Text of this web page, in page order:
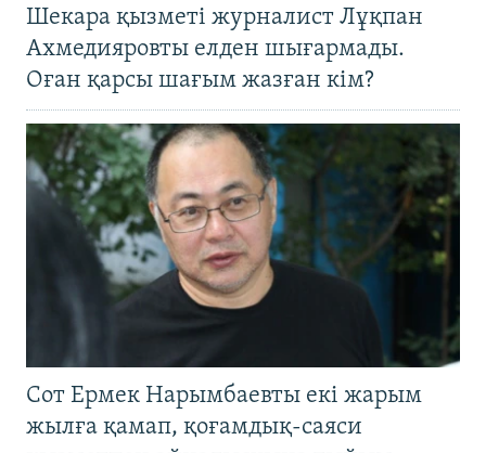
Шекара қызметі журналист Лұқпан
Ахмедияровты елден шығармады.
Оған қарсы шағым жазған кім?
Сот Ермек Нарымбаевты екі жарым
жылға қамап, қоғамдық-саяси